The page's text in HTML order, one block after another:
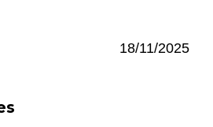
18/11/2025